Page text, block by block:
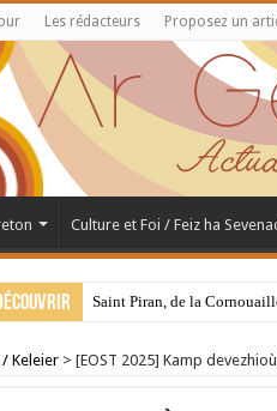
Les rédacteurs Proposez un
Culture et Foi / Feiz ha
Saint Piran, de la
Keleier > [EOST 2025] Kamp